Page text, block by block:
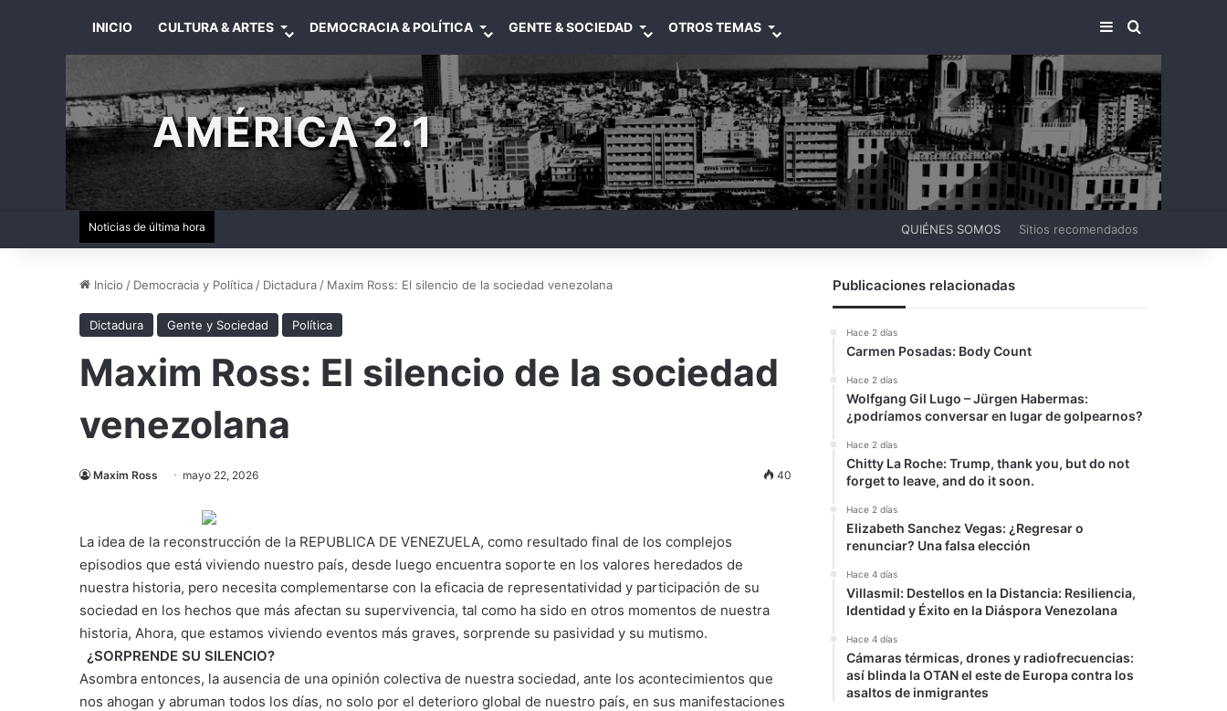
INICIO CULTURA & ARTES DEMOCRACIA & POLÍTICA GENTE & SOCIEDAD OTROS TEMAS BARRA LATERAL
BUSCAR
AMÉRICA 2.1
Noticias de última hora QUIÉNES SOMOS Sitios recomendados
Inicio / Democracia y Política / Dictadura / Maxim Ross: El silencio de la sociedad venezolana
Dictadura Gente y Sociedad Política
Maxim Ross: El silencio de la sociedad
venezolana
Maxim Ross mayo 22, 2026 40
La idea de la reconstrucción de la REPUBLICA DE VENEZUELA, como resultado final de los complejos
episodios que está viviendo nuestro país, desde luego encuentra soporte en los valores heredados de
nuestra historia, pero necesita complementarse con la eficacia de representatividad y participación de su
sociedad en los hechos que más afectan su supervivencia, tal como ha sido en otros momentos de nuestra
historia, Ahora, que estamos viviendo eventos más graves, sorprende su pasividad y su mutismo.
¿SORPRENDE SU SILENCIO?
Asombra entonces, la ausencia de una opinión colectiva de nuestra sociedad, ante los acontecimientos que
nos ahogan y abruman todos los días, no solo por el deterioro global de nuestro país, en sus manifestaciones
Publicaciones relacionadas
Hace 2 días
Carmen Posadas: Body Count
Hace 2 días
Wolfgang Gil Lugo – Jürgen Habermas:
¿podríamos conversar en lugar de golpearnos?
Hace 2 días
Chitty La Roche: Trump, thank you, but do not
forget to leave, and do it soon.
Hace 2 días
Elizabeth Sanchez Vegas: ¿Regresar o
renunciar? Una falsa elección
Hace 4 días
Villasmil: Destellos en la Distancia: Resiliencia,
Identidad y Éxito en la Diáspora Venezolana
Hace 4 días
Cámaras térmicas, drones y radiofrecuencias:
así blinda la OTAN el este de Europa contra los
asaltos de inmigrantes